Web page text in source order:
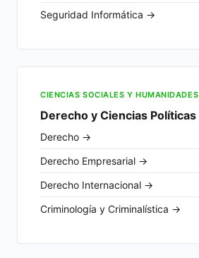
Seguridad Informática →
CIENCIAS SOCIALES Y HUMANIDADES
Derecho y Ciencias Políticas
Derecho →
Derecho Empresarial →
Derecho Internacional →
Criminología y Criminalística →